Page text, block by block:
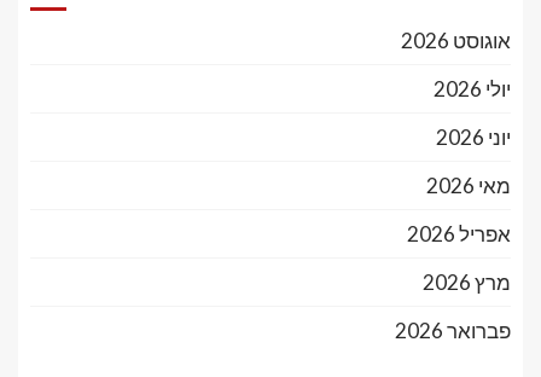
אוגוסט 2026
יולי 2026
יוני 2026
מאי 2026
אפריל 2026
מרץ 2026
פברואר 2026